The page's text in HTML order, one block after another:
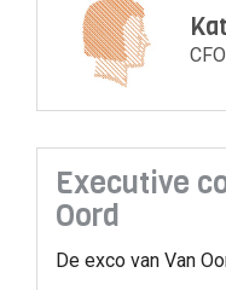
Executive
Oord
De exco van Van